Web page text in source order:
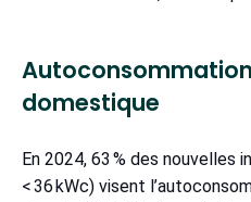
domestique
En 2024, 63 % des nouvelles
< 36 kWc) visent